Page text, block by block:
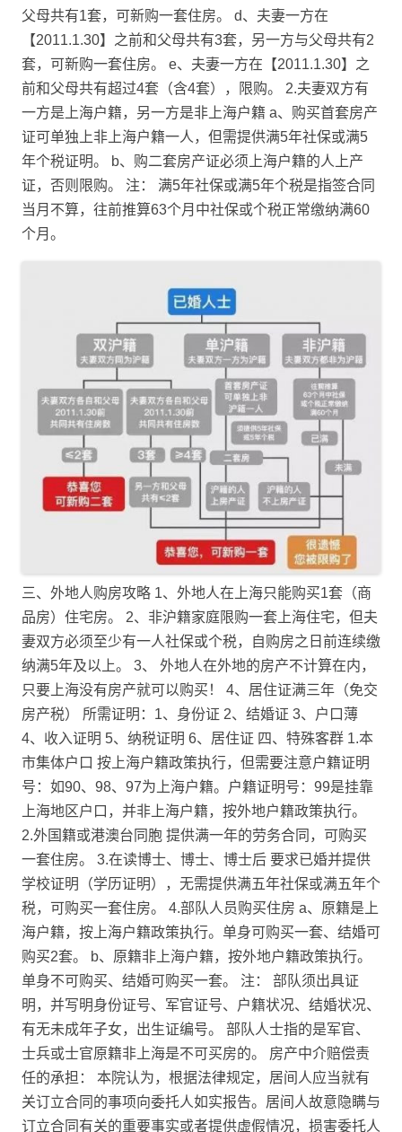
父母共有1套，可新购一套住房。 d、夫妻一方在
【2011.1.30】之前和父母共有3套，另一方与父母共有2
套，可新购一套住房。 e、夫妻一方在【2011.1.30】之
前和父母共有超过4套（含4套），限购。 2.夫妻双方有
一方是上海户籍，另一方是非上海户籍 a、购买首套房产
证可单独上非上海户籍一人，但需提供满5年社保或满5
年个税证明。 b、购二套房产证必须上海户籍的人上产
证，否则限购。 注： 满5年社保或满5年个税是指签合同
当月不算，往前推算63个月中社保或个税正常缴纳满60
个月。
三、外地人购房攻略 1、外地人在上海只能购买1套（商
品房）住宅房。 2、非沪籍家庭限购一套上海住宅，但夫
妻双方必须至少有一人社保或个税，自购房之日前连续缴
纳满5年及以上。 3、 外地人在外地的房产不计算在内，
只要上海没有房产就可以购买！ 4、居住证满三年（免交
房产税） 所需证明：1、身份证 2、结婚证 3、户口薄
4、收入证明 5、纳税证明 6、居住证 四、特殊客群 1.本
市集体户口 按上海户籍政策执行，但需要注意户籍证明
号：如90、98、97为上海户籍。户籍证明号：99是挂靠
上海地区户口，并非上海户籍，按外地户籍政策执行。
2.外国籍或港澳台同胞 提供满一年的劳务合同，可购买
一套住房。 3.在读博士、博士、博士后 要求已婚并提供
学校证明（学历证明），无需提供满五年社保或满五年个
税，可购买一套住房。 4.部队人员购买住房 a、原籍是上
海户籍，按上海户籍政策执行。单身可购买一套、结婚可
购买2套。 b、原籍非上海户籍，按外地户籍政策执行。
单身不可购买、结婚可购买一套。 注： 部队须出具证
明，并写明身份证号、军官证号、户籍状况、结婚状况、
有无未成年子女，出生证编号。 部队人士指的是军官、
士兵或士官原籍非上海是不可买房的。 房产中介赔偿责
任的承担： 本院认为，根据法律规定，居间人应当就有
关订立合同的事项向委托人如实报告。居间人故意隐瞒与
订立合同有关的重要事实或者提供虚假情况，损害委托人